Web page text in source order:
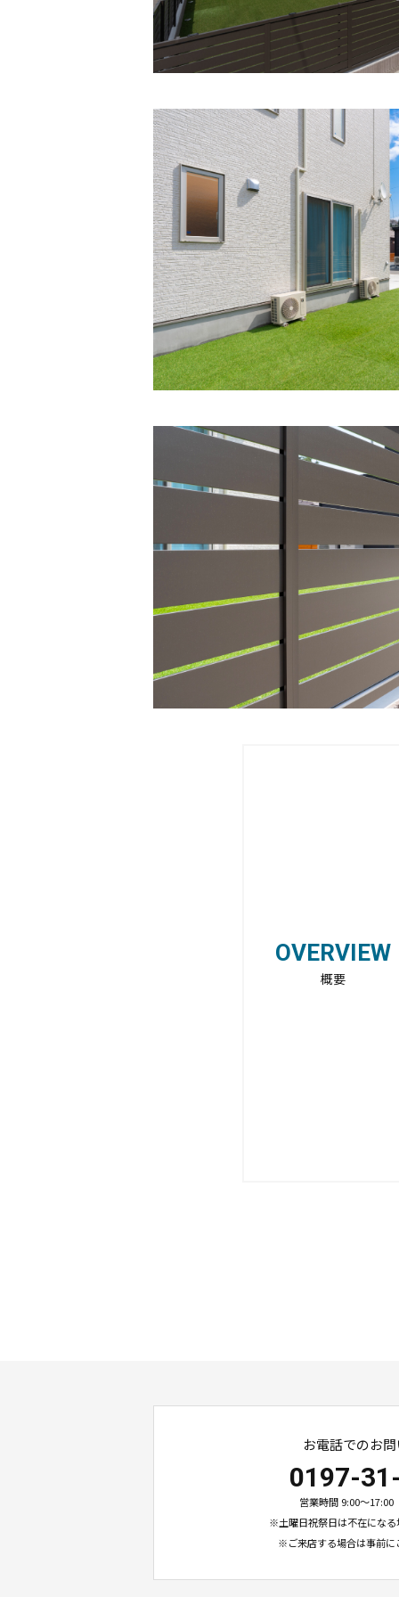
OVERVIEW
概要
お電話でのお
0197-
営業時間 9:00〜17:00
※土曜日祝祭日は不在になる
※ご来店する場合は事前に